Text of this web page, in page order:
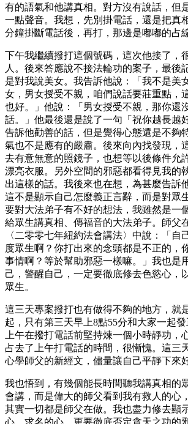
有的語氣和他講真相。對方沒有說話，但
一點聲音。我想，先別掛電話，還是把真
分鐘掛斷電話後，再打，那邊是嘟嘟的占
下午我繼續撥打這個號碼，這次他接了，
人。後來答應說不接法輪功的案子，最後
是對我說美女。我告訴他說：「我不是美
女，男女授受不親，咱們說話要莊重點，
也好。」他說：「男女授受不親，那你還
話。」他最後還是說了一句「祝你越長越
告訴他勸善的話，但是覺得心態還是不夠
氣也不是應有的嚴肅。後來向內找發現，
去有意無意的照鏡子，也想等以後條件允
漂亮衣服。另外空間的邪惡都看得見我的
出這樣的話。我後來也在想，為甚麼告訴
這不是顯示自己怎麼義正言辭，而是對眾
要對大法弟子有不好的想法，我雖然是一
給眾生講真相、傳福音的大法弟子。師父
〈二零零七年紐約法會講法〉中說：「自
度眾生啊？你打出來的念頭都是不正的，
事情啊？等於幫助邪惡一樣嘛。」我也是
己，警醒自己，一定要徹底修去色慾心，
眾生。
這三天專案撥打也有做得不夠的地方，就
起，只有第三天早上8點55分和大家一起
上午在撥打電話前堅持煉一個小時靜功，
占去了上午打電話的時間，很慚愧。這三
心學師父的新經文，儘量讓自己平靜下來
我也悟到，有幾個能長時間聽我講真相的
會講，而是偉大的師父看到我有救人的心
其實一切都是師父在做。我也盡力修去顯
心、求名的心，更要徹底否定貪天之功的